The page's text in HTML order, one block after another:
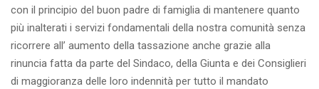
con il principio del buon padre di famiglia di mantenere quanto
più inalterati i servizi fondamentali della nostra comunità senza
ricorrere all’ aumento della tassazione anche grazie alla
rinuncia fatta da parte del Sindaco, della Giunta e dei Consiglieri
di maggioranza delle loro indennità per tutto il mandato